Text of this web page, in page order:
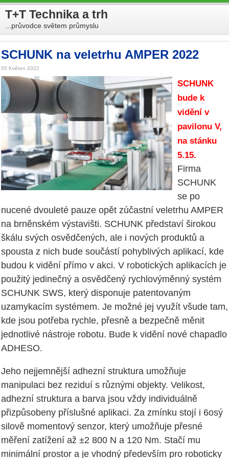
T+T Technika a trh
...průvodce světem průmyslu
SCHUNK na veletrhu AMPER 2022
05 Květen 2022
SCHUNK
bude k
vidění v
pavilonu V,
na stánku
5.15.
Firma
SCHUNK
se po
nucené dvouleté pauze opět zúčastní veletrhu AMPER
na brněnském výstavišti. SCHUNK představí širokou
škálu svých osvědčených, ale i nových produktů a
spousta z nich bude součástí pohyblivých aplikací, kde
budou k vidění přímo v akci. V robotických aplikacích je
použitý jedinečný a osvědčený rychlovýměnný systém
SCHUNK SWS, který disponuje patentovaným
uzamykacím systémem. Je možné jej využít všude tam,
kde jsou potřeba rychle, přesně a bezpečně měnit
jednotlivé nástroje robotu. Bude k vidění nové chapadlo
ADHESO.
Jeho nejjemnější adhezní struktura umožňuje
manipulaci bez reziduí s různými objekty. Velikost,
adhezní struktura a barva jsou vždy individuálně
přizpůsobeny příslušné aplikaci. Za zmínku stojí i 6osý
silově momentový senzor, který umožňuje přesné
měření zatížení až ±2 800 N a 120 Nm. Stačí mu
minimální prostor a je vhodný především pro roboticky